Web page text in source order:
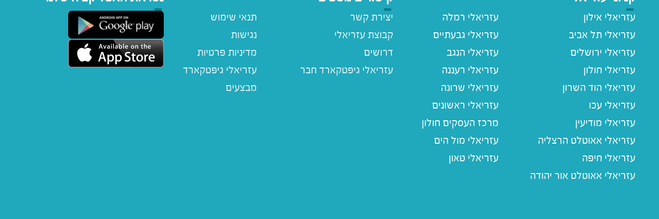
עזריאלי אילון
עזריאלי תל אביב
עזריאלי ירושלים
עזריאלי חולון
עזריאלי הוד השרון
עזריאלי עכו
עזריאלי מודיעין
עזריאלי אאוטלט הרצליה
עזריאלי חיפה
עזריאלי אאוטלט אור יהודה
עזריאלי רמלה
עזריאלי גבעתיים
עזריאלי הנגב
עזריאלי רעננה
עזריאלי שרונה
עזריאלי ראשונים
מרכז העסקים חולון
עזריאלי מול הים
עזריאלי טאון
תנאי שימוש
נגישות
מדיניות פרטיות
עזריאלי גיפטקארד
מבצעים
יצירת קשר
קבוצת עזריאלי
דרושים